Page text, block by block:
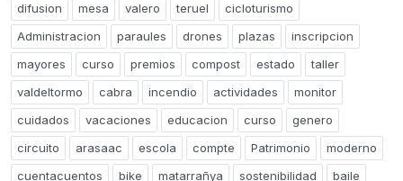
difusion
mesa valero teruel
cicloturismo
Administracion
paraules drones plazas
inscripcion
mayores
curso premios compost estado
taller
valdeltormo
cabra incendio actividades
monitor
cuidados
vacaciones educacion curso
genero
circuito
arasaac escola compte Patrimonio
moderno
cuentacuentos
bike matarrañya sostenibilidad
baile